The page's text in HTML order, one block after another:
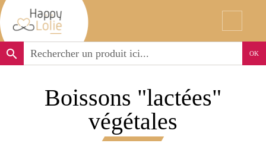
search OK
Boissons "lactées"
végétales